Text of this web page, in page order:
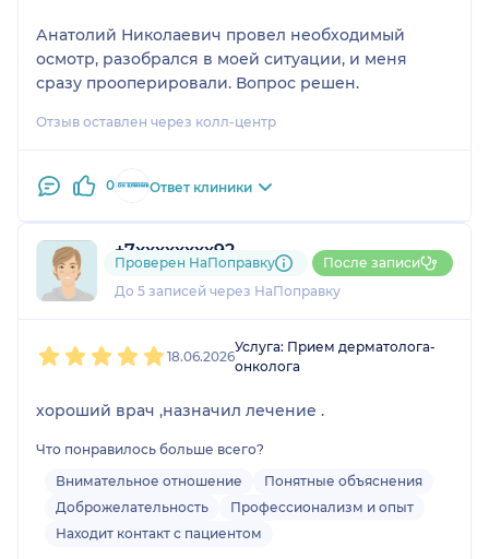
Анатолий Николаевич провел необходимый
осмотр, разобрался в моей ситуации, и меня
сразу прооперировали. Вопрос решен.
Отзыв оставлен через колл-центр
0 Ответ клиники
+7xxxxxxxx92
8 отзывов и1 оценка
До 5 записей через НаПоправку
Проверен НаПоправку После записи
18.06.2026
Услуга: Прием дерматолога-
онколога
хороший врач ,назначил лечение .
Что понравилось больше всего?
Внимательное отношение
Понятные объяснения
Доброжелательность
Профессионализм и опыт
Находит контакт с пациентом